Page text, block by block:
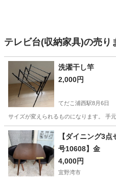
テレビ台(収納家具)の売り
洗濯干し竿
2,000円
てだこ浦西駅8月6日
サイズが変えられるものになります。 手
沖縄 宜野湾市 てだこ浦西駅
【ダイニング3
号10608】金
4,000円
宜野湾市